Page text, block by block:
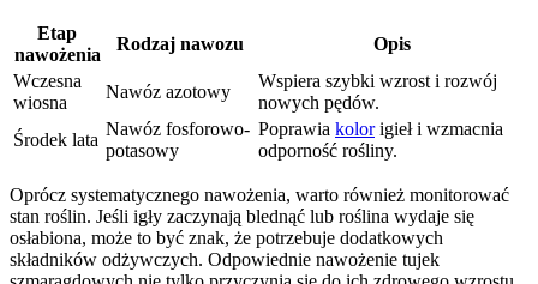
Etap
nawożenia
Rodzaj nawozu
Opis
Wczesna
wiosna
Nawóz azotowy
Wspiera szybki wzrost i rozwój
nowych pędów.
Środek lata
Nawóz fosforowo-
potasowy
Poprawia kolorigieł i wzmacnia
odporność rośliny.
Oprócz systematycznego nawożenia, warto również monitorować
stan roślin. Jeśli igły zaczynają blednąć lub roślina wydaje się
osłabiona, może to być znak, że potrzebuje dodatkowych
składników odżywczych. Odpowiednie nawożenie tujek